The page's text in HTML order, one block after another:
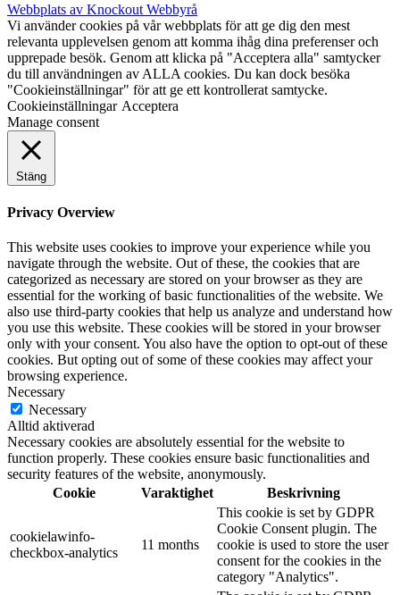
Webbplats av Knockout Webbyrå
Vi använder cookies på vår webbplats för att ge dig den mest
relevanta upplevelsen genom att komma ihåg dina preferenser och
upprepade besök. Genom att klicka på "Acceptera alla" samtycker
du till användningen av ALLA cookies. Du kan dock besöka
"Cookieinställningar" för att ge ett kontrollerat samtycke.
Cookieinställningar Acceptera
Manage consent
Stäng
Privacy Overview
This website uses cookies to improve your experience while you
navigate through the website. Out of these, the cookies that are
categorized as necessary are stored on your browser as they are
essential for the working of basic functionalities of the website. We
also use third-party cookies that help us analyze and understand how
you use this website. These cookies will be stored in your browser
only with your consent. You also have the option to opt-out of these
cookies. But opting out of some of these cookies may affect your
browsing experience.
Necessary
Necessary
Alltid aktiverad
Necessary cookies are absolutely essential for the website to
function properly. These cookies ensure basic functionalities and
security features of the website, anonymously.
Cookie
Varaktighet Beskrivning
cookielawinfo-
checkbox-analytics
11 months
This cookie is set by GDPR
Cookie Consent plugin. The
cookie is used to store the user
consent for the cookies in the
category "Analytics".